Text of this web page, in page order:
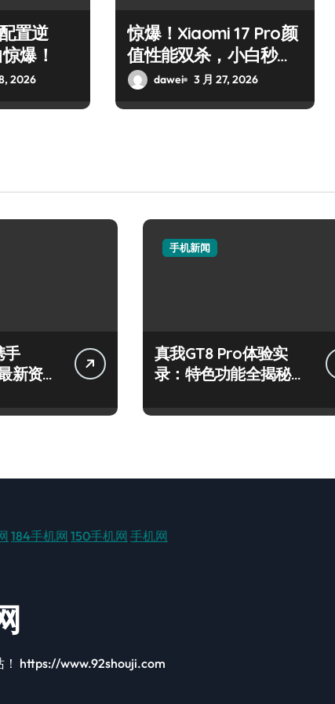
置逆
爆！
2026
惊爆！Xiaomi 17 Pro颜
值性能双杀，小白秒心
动！dawei 3 月 27, 2026
手
新资讯
手机新闻
真我GT8 Pro体验实
录：特色功能全揭秘，
184手机网 150手机网 手机网
！ https://www.92shouji.com